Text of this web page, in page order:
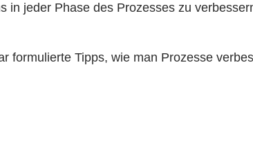
jeder Phase des Prozesses zu
formulierte Tipps, wie man Prozesse